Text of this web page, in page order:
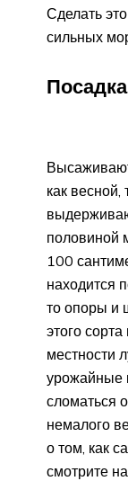
Сделать
сильных
как
половиной
100
находится
то опоры и
этого
местности
урожайные
сломаться
немалого
о том, как
смотрите